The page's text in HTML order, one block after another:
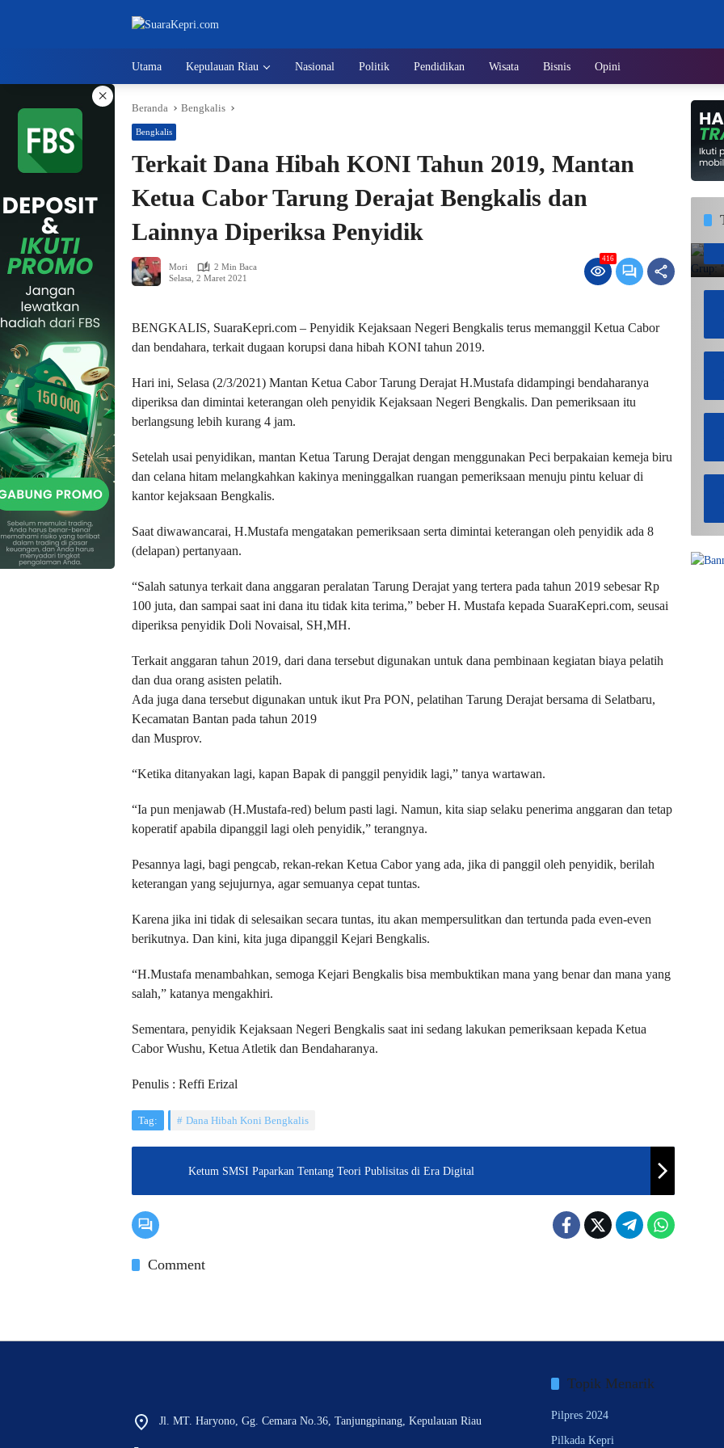
Utama Kepulauan Riau Nasional Politik Pendidikan Wisata Bisnis Opini
×
Beranda Bengkalis
Bengkalis
Terkait Dana Hibah KONI Tahun 2019, Mantan
Ketua Cabor Tarung Derajat Bengkalis dan
Lainnya Diperiksa Penyidik
Mori
2 Min Baca
Selasa, 2 Maret 2021
416
BENGKALIS, SuaraKepri.com – Penyidik Kejaksaan Negeri Bengkalis terus memanggil Ketua Cabor
dan bendahara, terkait dugaan korupsi dana hibah KONI tahun 2019.
Hari ini, Selasa (2/3/2021) Mantan Ketua Cabor Tarung Derajat H.Mustafa didampingi bendaharanya
diperiksa dan dimintai keterangan oleh penyidik Kejaksaan Negeri Bengkalis. Dan pemeriksaan itu
berlangsung lebih kurang 4 jam.
Setelah usai penyidikan, mantan Ketua Tarung Derajat dengan menggunakan Peci berpakaian kemeja biru
dan celana hitam melangkahkan kakinya meninggalkan ruangan pemeriksaan menuju pintu keluar di
kantor kejaksaan Bengkalis.
Saat diwawancarai, H.Mustafa mengatakan pemeriksaan serta dimintai keterangan oleh penyidik ada 8
(delapan) pertanyaan.
“Salah satunya terkait dana anggaran peralatan Tarung Derajat yang tertera pada tahun 2019 sebesar Rp
100 juta, dan sampai saat ini dana itu tidak kita terima,” beber H. Mustafa kepada SuaraKepri.com, seusai
diperiksa penyidik Doli Novaisal, SH,MH.
Terkait anggaran tahun 2019, dari dana tersebut digunakan untuk dana pembinaan kegiatan biaya pelatih
dan dua orang asisten pelatih.
Ada juga dana tersebut digunakan untuk ikut Pra PON, pelatihan Tarung Derajat bersama di Selatbaru,
Kecamatan Bantan pada tahun 2019
dan Musprov.
“Ketika ditanyakan lagi, kapan Bapak di panggil penyidik lagi,” tanya wartawan.
“Ia pun menjawab (H.Mustafa-red) belum pasti lagi. Namun, kita siap selaku penerima anggaran dan tetap
koperatif apabila dipanggil lagi oleh penyidik,” terangnya.
Pesannya lagi, bagi pengcab, rekan-rekan Ketua Cabor yang ada, jika di panggil oleh penyidik, berilah
keterangan yang sejujurnya, agar semuanya cepat tuntas.
Karena jika ini tidak di selesaikan secara tuntas, itu akan mempersulitkan dan tertunda pada even-even
berikutnya. Dan kini, kita juga dipanggil Kejari Bengkalis.
“H.Mustafa menambahkan, semoga Kejari Bengkalis bisa membuktikan mana yang benar dan mana yang
salah,” katanya mengakhiri.
Sementara, penyidik Kejaksaan Negeri Bengkalis saat ini sedang lakukan pemeriksaan kepada Ketua
Cabor Wushu, Ketua Atletik dan Bendaharanya.
Penulis : Reffi Erizal
Tag: Dana Hibah Koni Bengkalis
Ketum SMSI Paparkan Tentang Teori Publisitas di Era Digital
Comment
Jl. MT. Haryono, Gg. Cemara No.36, Tanjungpinang, Kepulauan Riau
Topik Menarik
Pilpres 2024
Pilkada Kepri